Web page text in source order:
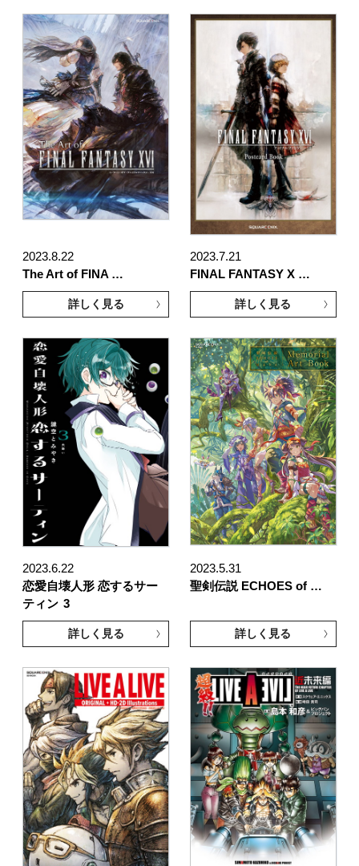
2023.8.22
The Art of FINA …
詳しく見る
2023.7.21
FINAL FANTASY X …
詳しく見る
2023.6.22
恋愛自壊人形 恋するサー
ティン 3
詳しく見る
2023.5.31
聖剣伝説 ECHOES of …
詳しく見る